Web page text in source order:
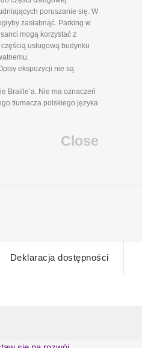
poruszanie się. W
zasłabnąć. Parking w
mogą korzystać z
usługową budynku
ekspozycji nie są
Braille’a. Nie ma oznaczeń
tłumacza polskiego języka
Close
Deklaracja dostępności